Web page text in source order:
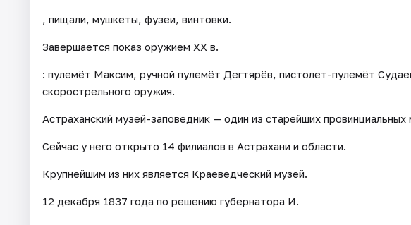
, пищали, мушкеты, фузеи, винтовки.
Завершается показ оружием XX в.
: пулемёт Максим, ручной пулемёт Дегтярёв, пистолет-пулемёт
скорострельного оружия.
Астраханский музей-заповедник — один из старейших провинциальных
Сейчас у него открыто 14 филиалов в Астрахани и области.
Крупнейшим из них является Краеведческий музей.
12 декабря 1837 года по решению губернатора И.